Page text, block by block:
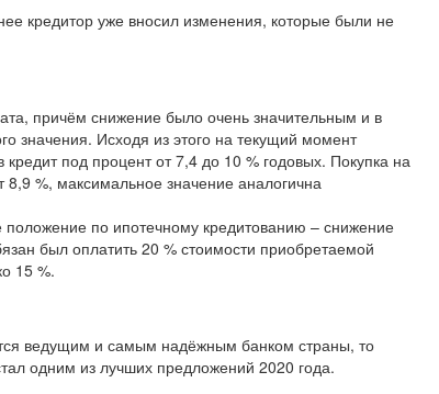
кредитор уже вносил изменения, которые были не
причём снижение было очень значительным и в
значения. Исходя из этого на текущий момент
под процент от 7,4 до 10 % годовых. Покупка на
%, максимальное значение аналогична
по ипотечному кредитованию – снижение
был оплатить 20 % стоимости приобретаемой
15 %.
ведущим и самым надёжным банком страны, то
одним из лучших предложений 2020 года.